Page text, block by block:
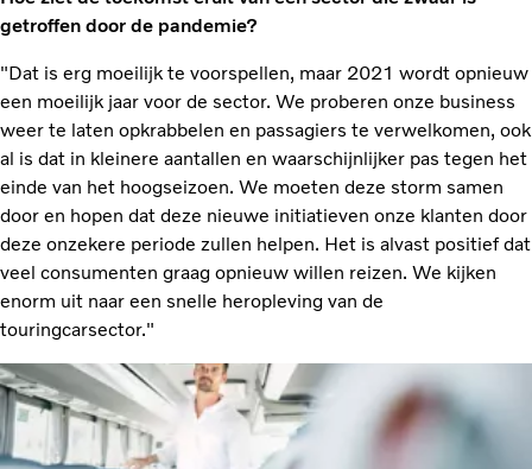
getroffen door de pandemie?
"Dat is erg moeilijk te voorspellen, maar 2021 wordt opnieuw
een moeilijk jaar voor de sector. We proberen onze business
weer te laten opkrabbelen en passagiers te verwelkomen, ook
al is dat in kleinere aantallen en waarschijnlijker pas tegen het
einde van het hoogseizoen. We moeten deze storm samen
door en hopen dat deze nieuwe initiatieven onze klanten door
deze onzekere periode zullen helpen. Het is alvast positief dat
veel consumenten graag opnieuw willen reizen. We kijken
enorm uit naar een snelle heropleving van de
touringcarsector."